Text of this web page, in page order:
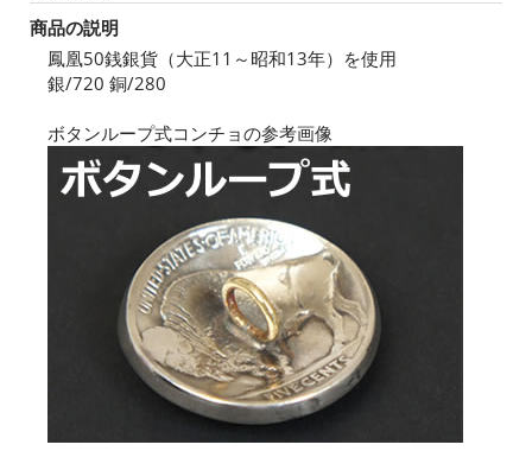
商品の説明
鳳凰50銭銀貨（大正11～昭和13年）を使用
銀/720 銅/280
ボタンループ式コンチョの参考画像